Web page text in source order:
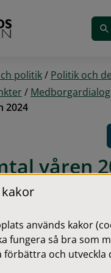
politik/ Politik och
/ Medborgardialog
2024
våren
används kakor
fungera så bra som
förbättra och utveckla